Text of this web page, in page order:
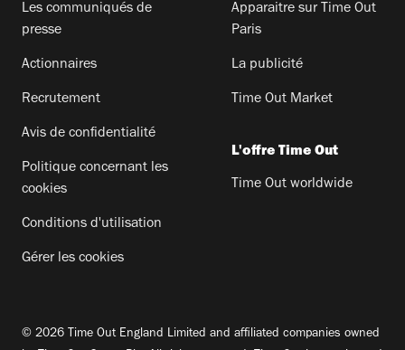
Les communiqués de
presse
Actionnaires
Recrutement
Avis de confidentialité
Politique concernant les
cookies
Conditions d'utilisation
Gérer les cookies
Apparaitre sur Time Out
Paris
La publicité
Time Out Market
L'offre Time Out
Time Out worldwide
© 2026 Time Out England Limited and affiliated companies owned